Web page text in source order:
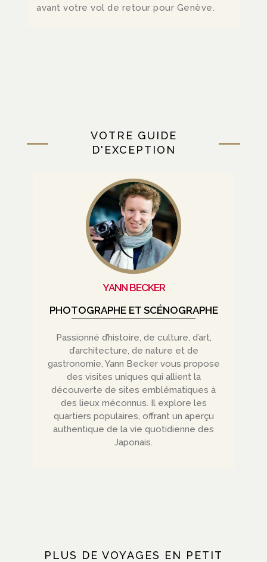
avant votre vol de retour pour Genève.
VOTRE GUIDE
D'EXCEPTION
YANN BECKER
PHOTOGRAPHE ET SCÉNOGRAPHE
Passionné d’histoire, de culture, d’art,
d’architecture, de nature et de
gastronomie, Yann Becker vous propose
des visites uniques qui allient la
découverte de sites emblématiques à
des lieux méconnus. Il explore les
quartiers populaires, offrant un aperçu
authentique de la vie quotidienne des
Japonais.
PLUS DE VOYAGES EN PETIT